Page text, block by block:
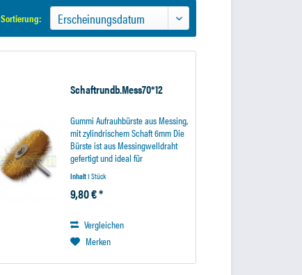
Sortierung:
Schaftrundb.Mess70*12
Gummi Aufrauhbürste aus Messing,
mit zylindrischem Schaft 6mm Die
Bürste ist aus Messingwelldraht
gefertigt und ideal für
mittelschwere Reinigungsarbeiten
an kleinen Flächen geeignet. Sie
ist ideal zum Entfernen von
Inhalt1 Stück
9,80 € *
Vergleichen
Merken